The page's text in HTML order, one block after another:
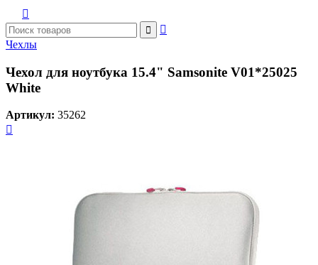



Чехлы
Чехол для ноутбука 15.4" Samsonite V01*25025
White
Артикул: 35262
